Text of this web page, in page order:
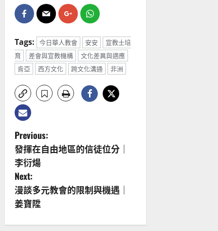
Tags: 今日華人教會 安安
宣教士培
育
差會與宣教機構
文化差異與適應
肯亞
西方文化 跨文化溝通 非洲
P
o
s
t
n
Previous:
發揮在自由地區的信徒位分｜
李衍煬
Next:
漫談多元教會的限制與機遇｜
姜寶陞